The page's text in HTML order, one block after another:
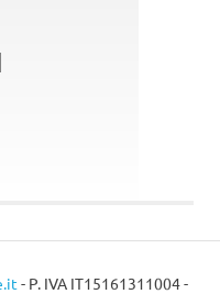
- P. IVA IT15161311004 -